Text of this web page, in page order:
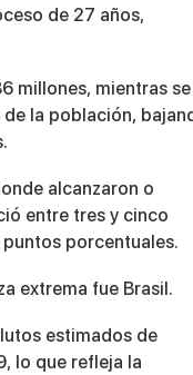
de 27 años,
millones, mientras se
de la población,
alcanzaron o
entre tres y cinco
porcentuales.
extrema fue Brasil.
estimados de
lo que refleja la